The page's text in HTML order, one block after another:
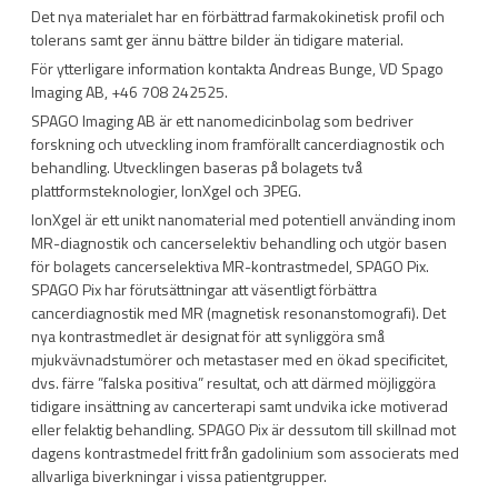
Det nya materialet har en förbättrad farmakokinetisk profil och
tolerans samt ger ännu bättre bilder än tidigare material.
För ytterligare information kontakta Andreas Bunge, VD Spago
Imaging AB, +46 708 242525.
SPAGO Imaging AB är ett nanomedicinbolag som bedriver
forskning och utveckling inom framförallt cancerdiagnostik och
behandling. Utvecklingen baseras på bolagets två
plattformsteknologier, IonXgel och 3PEG.
IonXgel är ett unikt nanomaterial med potentiell använding inom
MR-diagnostik och cancerselektiv behandling och utgör basen
för bolagets cancerselektiva MR-kontrastmedel, SPAGO Pix.
SPAGO Pix har förutsättningar att väsentligt förbättra
cancerdiagnostik med MR (magnetisk resonanstomografi). Det
nya kontrastmedlet är designat för att synliggöra små
mjukvävnadstumörer och metastaser med en ökad specificitet,
dvs. färre ”falska positiva” resultat, och att därmed möjliggöra
tidigare insättning av cancerterapi samt undvika icke motiverad
eller felaktig behandling. SPAGO Pix är dessutom till skillnad mot
dagens kontrastmedel fritt från gadolinium som associerats med
allvarliga biverkningar i vissa patientgrupper.